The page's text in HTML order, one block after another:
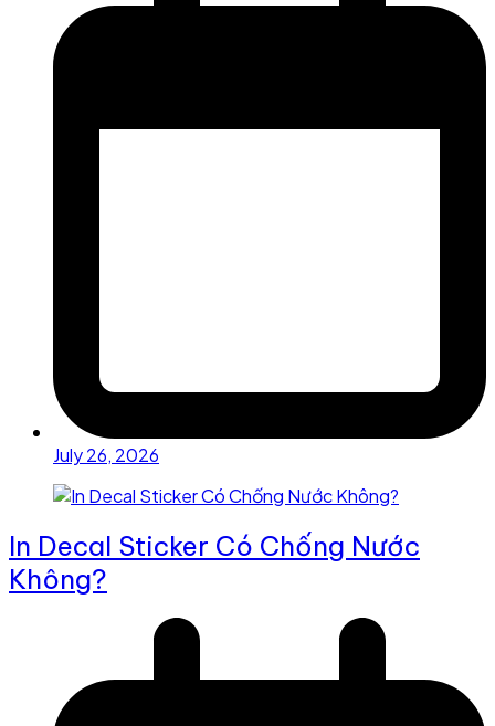
July 26, 2026
In Decal Sticker Có Chống Nước
Không?